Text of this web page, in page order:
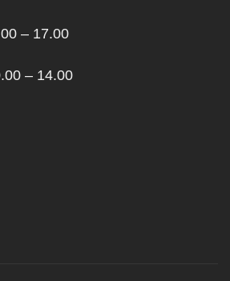
17.00
– 14.00